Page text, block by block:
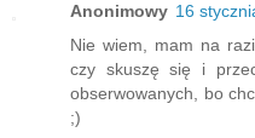
Anonimowy 16
Nie wiem, mam na
czy skuszę się i
obserwowanych, bo
;)